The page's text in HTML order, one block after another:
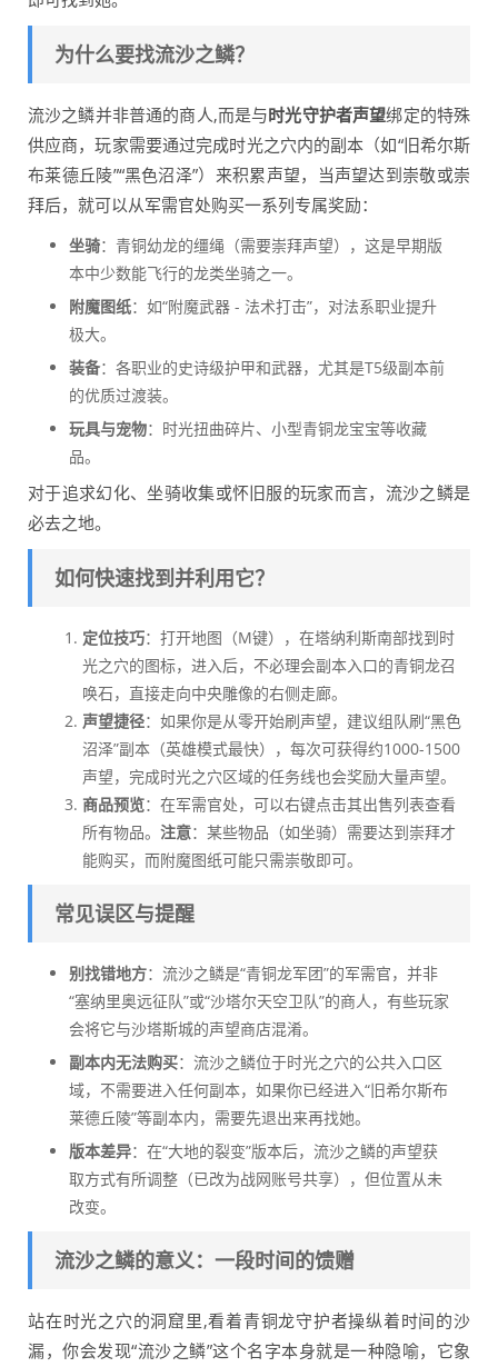
为什么要找流沙之鳞？
流沙之鳞并非普通的商人,而是与时光守护者声望绑定的特殊
供应商，玩家需要通过完成时光之穴内的副本（如“旧希尔斯
布莱德丘陵”“黑色沼泽”）来积累声望，当声望达到崇敬或崇
拜后，就可以从军需官处购买一系列专属奖励：
坐骑：青铜幼龙的缰绳（需要崇拜声望），这是早期版
本中少数能飞行的龙类坐骑之一。
附魔图纸：如“附魔武器 - 法术打击”，对法系职业提升
极大。
装备：各职业的史诗级护甲和武器，尤其是T5级副本前
的优质过渡装。
玩具与宠物：时光扭曲碎片、小型青铜龙宝宝等收藏
品。
对于追求幻化、坐骑收集或怀旧服的玩家而言，流沙之鳞是
必去之地。
如何快速找到并利用它？
定位技巧：打开地图（M键），在塔纳利斯南部找到时
光之穴的图标，进入后，不必理会副本入口的青铜龙召
唤石，直接走向中央雕像的右侧走廊。
声望捷径：如果你是从零开始刷声望，建议组队刷“黑色
沼泽”副本（英雄模式最快），每次可获得约1000-1500
声望，完成时光之穴区域的任务线也会奖励大量声望。
商品预览：在军需官处，可以右键点击其出售列表查看
所有物品。 注意：某些物品（如坐骑）需要达到崇拜才
能购买，而附魔图纸可能只需崇敬即可。
常见误区与提醒
别找错地方：流沙之鳞是“青铜龙军团”的军需官，并非
“塞纳里奥远征队”或“沙塔尔天空卫队”的商人，有些玩家
会将它与沙塔斯城的声望商店混淆。
副本内无法购买：流沙之鳞位于时光之穴的公共入口区
域，不需要进入任何副本，如果你已经进入“旧希尔斯布
莱德丘陵”等副本内，需要先退出来再找她。
版本差异：在“大地的裂变”版本后，流沙之鳞的声望获
取方式有所调整（已改为战网账号共享），但位置从未
改变。
流沙之鳞的意义：一段时间的馈赠
站在时光之穴的洞窟里,看着青铜龙守护者操纵着时间的沙
漏，你会发现“流沙之鳞”这个名字本身就是一种隐喻，它象